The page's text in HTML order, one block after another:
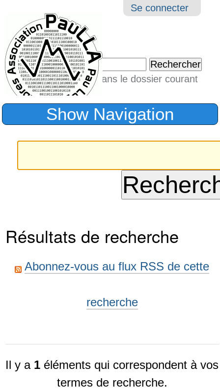
Outils
Se connecter
Chercher par
Seulement dans le dossier courant
Recherche
Show Navigation
Résultats de recherche
Abonnez-vous au flux RSS de cette
recherche
Il y a 1 éléments qui correspondent à vos
termes de recherche.